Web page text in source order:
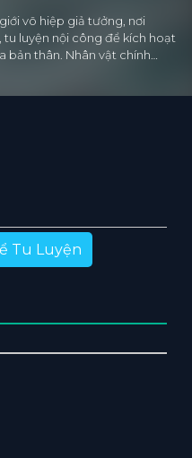
võ hiệp giả tưởng, nơi
luyện nội công để kích hoạt
thân. Nhân vật chính…
Tu Luyện